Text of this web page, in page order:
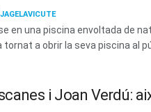
en una piscina envoltada de
tornat a obrir la seva piscina al
i Joan Verdú: